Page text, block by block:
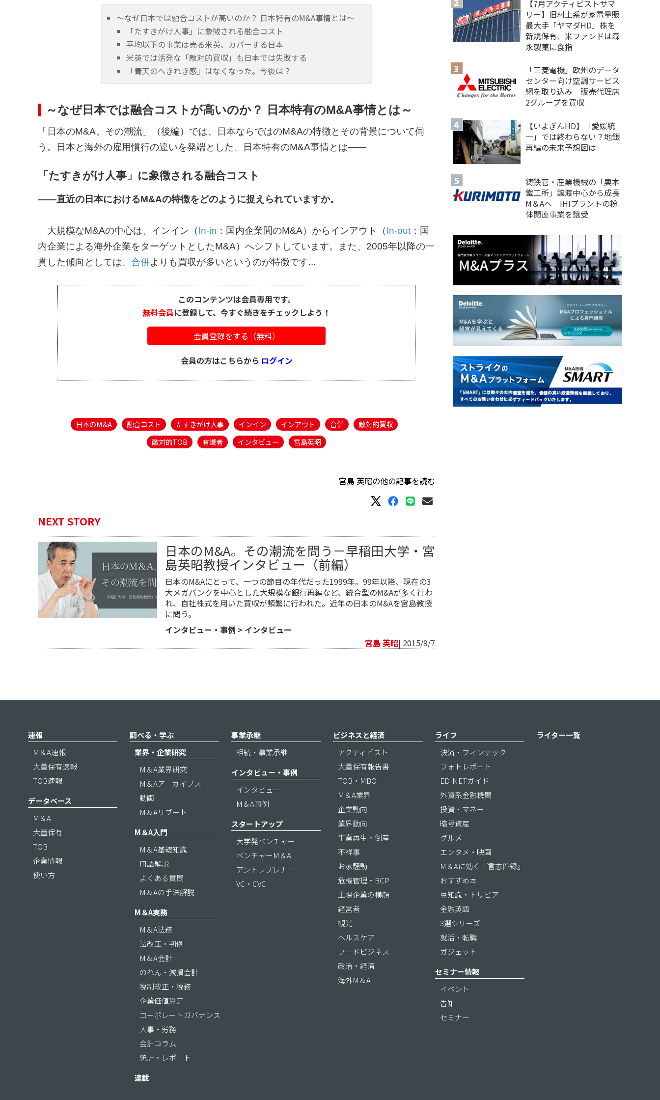
～なぜ日本では融合コストが高いのか？ 日本特有のM&A事情とは～
「たすきがけ人事」に象徴される融合コスト
平均以下の事業は売る米英、カバーする日本
米英では活発な「敵対的買収」も日本では失敗する
「青天のへきれき感」はなくなった。今後は？
～なぜ日本では融合コストが高いのか？ 日本特有のM&A事情とは～
「日本のM&A。その潮流」（後編）では、日本ならではのM&Aの特徴とその背景について伺
う。日本と海外の雇用慣行の違いを発端とした、日本特有のM&A事情とは――
「たすきがけ人事」に象徴される融合コスト
――直近の日本におけるM&Aの特徴をどのように捉えられていますか。
大規模なM&Aの中心は、インイン（In-in ：国内企業間のM&A）からインアウト（In-out ：国
内企業による海外企業をターゲットとしたM&A）へシフトしています。また、2005年以降の一
貫した傾向としては、 合併よりも買収が多いというのが特徴です...
このコンテンツは会員専用です。
無料会員に登録して、今すぐ続きをチェックしよう！
会員登録をする（無料）
会員の方はこちらから ログイン
日本のM&A 融合コスト たすきがけ人事 インイン インアウト 合併
敵対的買収
敵対的TOB
有識者 インタビュー 宮島英昭
宮島 英昭の他の記事を読む
NEXT STORY
日本のM&A。その潮流を問う－早稲田大学・宮
島英昭教授インタビュー（前編）
日本のM&Aにとって、一つの節目の年代だった1999年。99年以降、現在の3
大メガバンクを中心とした大規模な銀行再編など、統合型のM&Aが多く行わ
れ、自社株式を用いた買収が頻繁に行われた。近年の日本のM&Aを宮島教授
に問う。
インタビュー・事例 > インタビュー
宮島 英昭| 2015/9/7
【7月アクティビストサマ
リー】旧村上系が家電量販
最大手「ヤマダHD」株を
新規保有、米ファンドは森
永製菓に食指
「三菱電機」欧州のデータ
センター向け空調サービス
網を取り込み 販売代理店
2グループを買収
【いよぎんHD】「愛媛統
一」では終わらない？地銀
再編の未来予想図は
鋳鉄管・産業機械の「栗本
鐵工所」譲渡中心から成長
M＆Aへ IHIプラントの粉
体関連事業を譲受
速報
M＆A速報
大量保有速報
TOB速報
データベース
M＆A
大量保有
TOB
企業情報
使い方
調べる・学ぶ
業界・企業研究
M＆A業界研究
M＆Aアーカイブス
動画
M＆Aリブート
M＆A入門
M＆A基礎知識
用語解説
よくある質問
M＆Aの手法解説
M＆A実務
M＆A法務
法改正・判例
M＆A会計
のれん・減損会計
税制改正・税務
企業価値算定
コーポレートガバナンス
人事・労務
会計コラム
統計・レポート
連載
事業承継
相続・事業承継
インタビュー・事例
インタビュー
M＆A事例
スタートアップ
大学発ベンチャー
ベンチャーM＆A
アントレプレナー
VC・CVC
ビジネスと経済
アクティビスト
大量保有報告書
TOB・MBO
M＆A業界
企業動向
業界動向
事業再生・倒産
不祥事
お家騒動
危機管理・BCP
上場企業の横顔
経営者
観光
ヘルスケア
フードビジネス
政治・経済
海外M＆A
ライフ
決済・フィンテック
フォトレポート
EDINETガイド
外資系金融機関
投資・マネー
暗号資産
グルメ
エンタメ・映画
M＆Aに効く『言志四録』
おすすめ本
豆知識・トリビア
金融英語
3選シリーズ
就活・転職
ガジェット
セミナー情報
イベント
告知
セミナー
ライター一覧